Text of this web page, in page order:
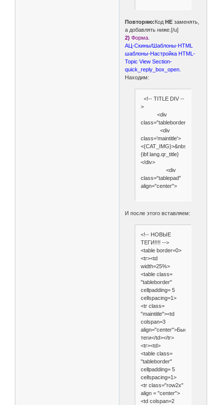
Повторяю:КодНЕ заменять,
а добавлять ниже.[/u]
2) Форма.
АЦ-Скины/Шаблоны-HTML
шаблоны-Настройка HTML-
Topic View Section-
quick_reply_box_open.
Находим:
<!-- TITLE DIV --
>
<div
class="tableborder">
<div
class='maintitle'>
<{CAT_IMG}>&nbsp;
{ibf.lang.qr_title}
</div>
<div
class="tablepad"
align="center">
И после этого вставляем:
<!-- НОВЫЕ
ТЕГИ!!!! -->
<table border=0>
<tr><td
width=25%>
<table class=
"tableborder"
cellpadding= 5
cellspacing=1>
<tr class=
"maintitle"><td
colspan=3
align="center">Быстрые
теги</td></tr>
<tr><td>
<table class=
"tableborder"
cellpadding= 5
cellspacing=1>
<tr class="row2x"
align = "center">
<td colspan=2